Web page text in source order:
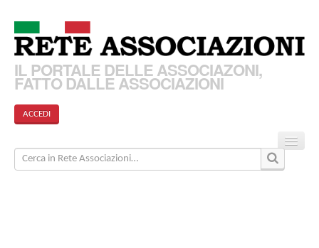
IL PORTALE DELLE ASSOCIAZONI,
FATTO DALLE ASSOCIAZIONI
ACCEDI
Home